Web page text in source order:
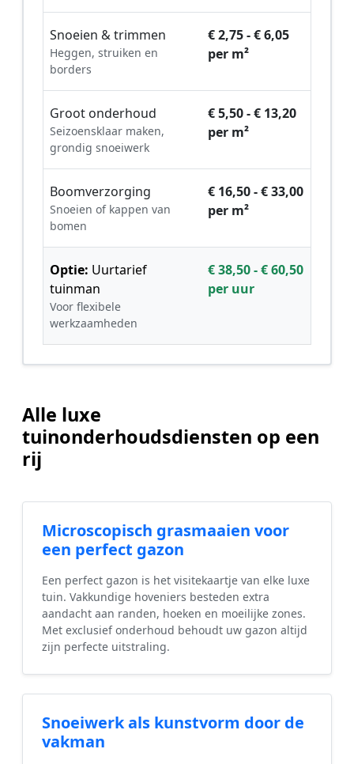
Snoeien & trimmen
Heggen, struiken en
borders
€ 2,75 - € 6,05
per m²
Groot onderhoud
Seizoensklaar maken,
grondig snoeiwerk
€ 5,50 - € 13,20
per m²
Boomverzorging
Snoeien of kappen van
bomen
€ 16,50 - € 33,00
per m²
Optie: Uurtarief
tuinman
Voor flexibele
werkzaamheden
€ 38,50 - € 60,50
per uur
Alle luxe
tuinonderhoudsdiensten op een
rij
Microscopisch grasmaaien voor
een perfect gazon
Een perfect gazon is het visitekaartje van elke luxe
tuin. Vakkundige hoveniers besteden extra
aandacht aan randen, hoeken en moeilijke zones.
Met exclusief onderhoud behoudt uw gazon altijd
zijn perfecte uitstraling.
Snoeiwerk als kunstvorm door de
vakman